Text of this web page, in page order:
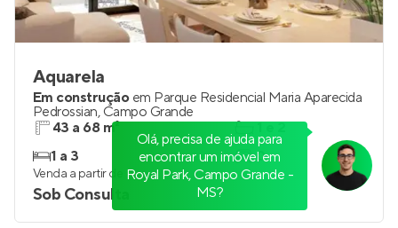
Aquarela
Em construção em Parque Residencial Maria Aparecida
Pedrossian, Campo Grande
43 a 68 m²
1 a 3
0
Venda a partir de
Sob Consulta
Olá, precisa de ajuda para
encontrar um imóvel em
Royal Park, Campo Grande -
MS?